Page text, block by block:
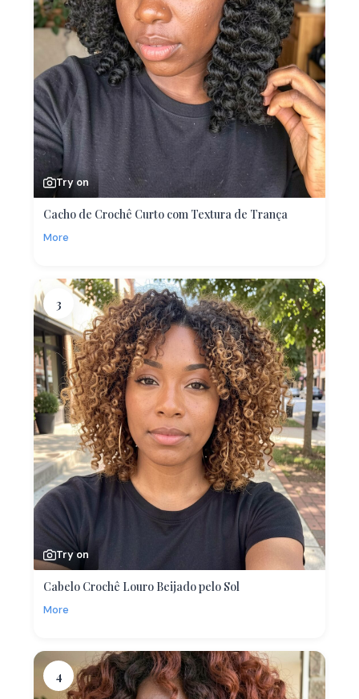
Try on
Cacho de Crochê Curto com Textura de Trança
More
3
Try on
Cabelo Crochê Louro Beijado pelo Sol
More
4